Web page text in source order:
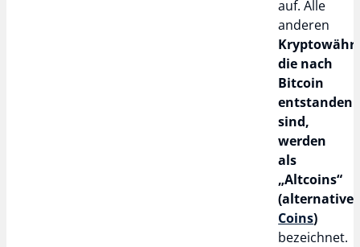
auf. Alle
anderen
die nach
Bitcoin
entstanden
sind,
werden
als
„Altcoins“
(alternative
Coins)
bezeichnet.